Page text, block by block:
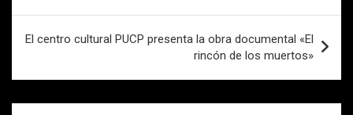
entradas
El centro cultural PUCP presenta la obra documental «El
rincón de los muertos»